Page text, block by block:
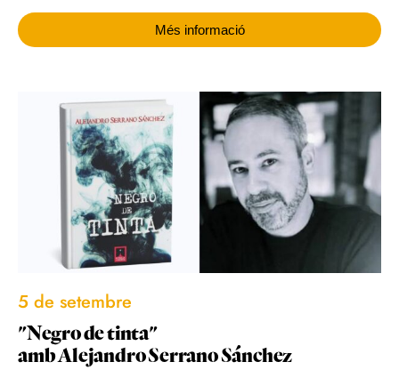
Més informació
5 de setembre
"Negro de tinta"
amb Alejandro Serrano Sánchez